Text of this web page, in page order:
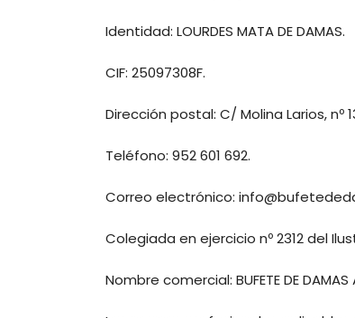
Identidad: LOURDES MATA DE DAMAS.
CIF: 25097308F.
Dirección postal: C/ Molina Larios, nº
Teléfono: 952 601 692.
Correo electrónico:
Colegiada en ejercicio nº 2312 del
Nombre comercial: BUFETE DE